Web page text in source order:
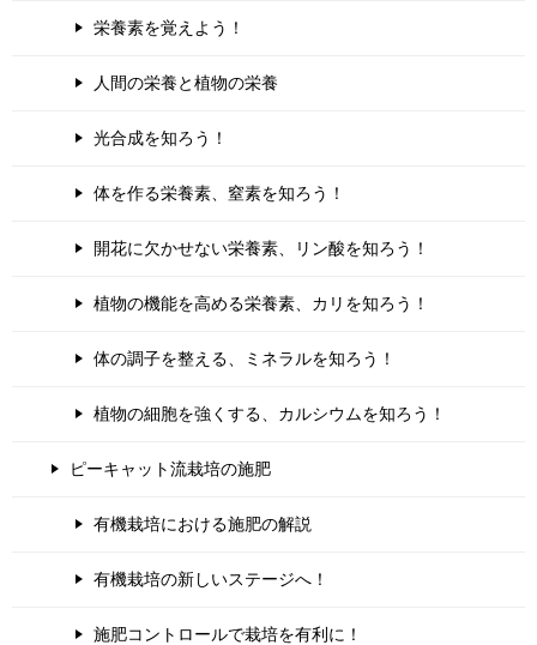
栄養素を覚えよう！
人間の栄養と植物の栄養
光合成を知ろう！
体を作る栄養素、窒素を知ろう！
開花に欠かせない栄養素、リン酸を知ろう！
植物の機能を高める栄養素、カリを知ろう！
体の調子を整える、ミネラルを知ろう！
植物の細胞を強くする、カルシウムを知ろう！
ピーキャット流栽培の施肥
有機栽培における施肥の解説
有機栽培の新しいステージへ！
施肥コントロールで栽培を有利に！